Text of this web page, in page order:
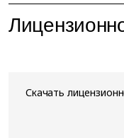
Скачать